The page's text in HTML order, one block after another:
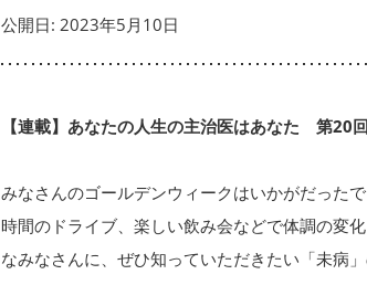
公開日: 2023年5月10日
【連載】あなたの人生の主治医はあなた 第20
みなさんのゴールデンウィークはいかがだった
時間のドライブ、楽しい飲み会などで体調の変
なみなさんに、ぜひ知っていただきたい「未病